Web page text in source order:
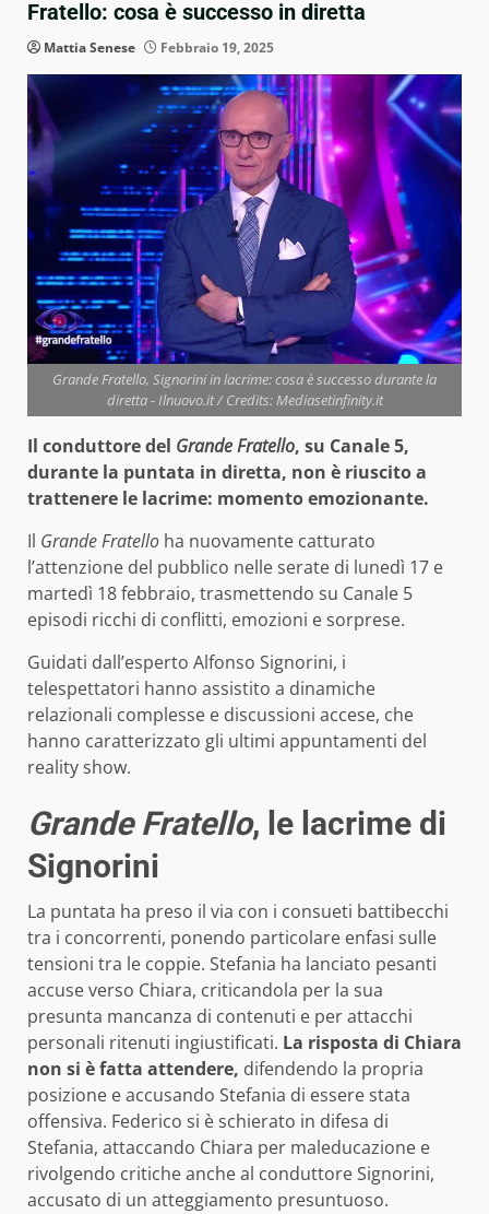
Fratello: cosa è successo in diretta
Mattia Senese Febbraio 19, 2025
Grande Fratello, Signorini in lacrime: cosa è successo durante la
diretta - Ilnuovo.it / Credits: Mediasetinfinity.it
Il conduttore del Grande Fratello, su Canale 5,
durante la puntata in diretta, non è riuscito a
trattenere le lacrime: momento emozionante.
Il Grande Fratello ha nuovamente catturato
l’attenzione del pubblico nelle serate di lunedì 17 e
martedì 18 febbraio, trasmettendo su Canale 5
episodi ricchi di conflitti, emozioni e sorprese.
Guidati dall’esperto Alfonso Signorini, i
telespettatori hanno assistito a dinamiche
relazionali complesse e discussioni accese, che
hanno caratterizzato gli ultimi appuntamenti del
reality show.
Grande Fratello, le lacrime di
Signorini
La puntata ha preso il via con i consueti battibecchi
tra i concorrenti, ponendo particolare enfasi sulle
tensioni tra le coppie. Stefania ha lanciato pesanti
accuse verso Chiara, criticandola per la sua
presunta mancanza di contenuti e per attacchi
personali ritenuti ingiustificati. La risposta di Chiara
non si è fatta attendere, difendendo la propria
posizione e accusando Stefania di essere stata
offensiva. Federico si è schierato in difesa di
Stefania, attaccando Chiara per maleducazione e
rivolgendo critiche anche al conduttore Signorini,
accusato di un atteggiamento presuntuoso.